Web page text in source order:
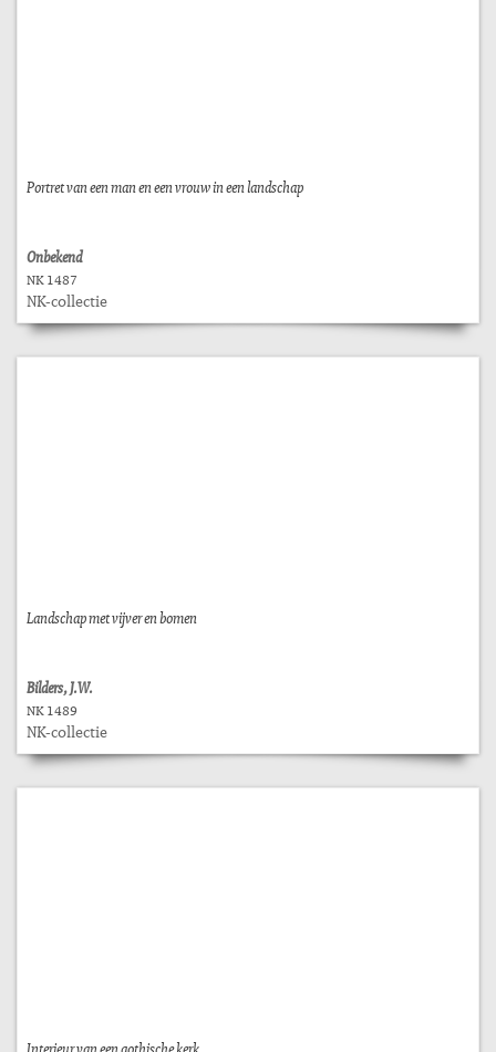
Portret van een man en een vrouw in een landschap
Onbekend
NK 1487
NK-collectie
Landschap met vijver en bomen
Bilders, J.W.
NK 1489
NK-collectie